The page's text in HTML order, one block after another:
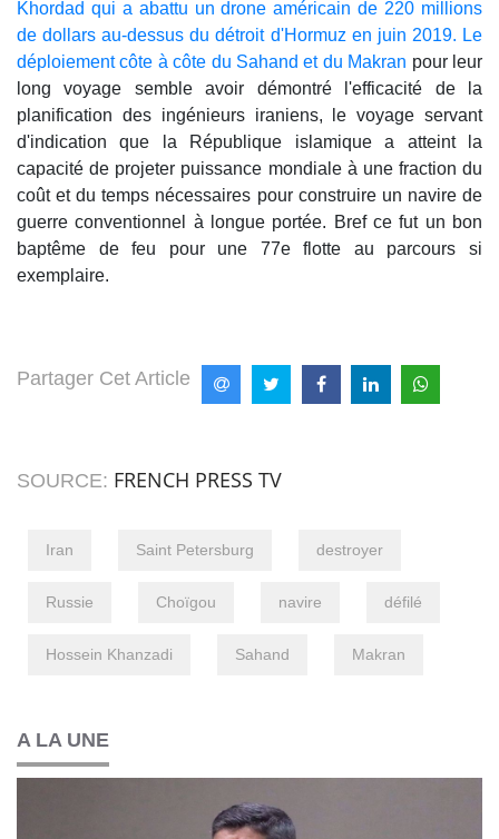
Khordad qui a abattu un drone américain de 220 millions
de dollars au-dessus du détroit d'Hormuz en juin 2019. Le
déploiement côte à côte du Sahand et du Makran pour leur
long voyage semble avoir démontré l'efficacité de la
planification des ingénieurs iraniens, le voyage servant
d'indication que la République islamique a atteint la
capacité de projeter puissance mondiale à une fraction du
coût et du temps nécessaires pour construire un navire de
guerre conventionnel à longue portée. Bref ce fut un bon
baptême de feu pour une 77e flotte au parcours si
exemplaire.
Partager Cet Article
SOURCE: FRENCH PRESS TV
Iran Saint Petersburg destroyer
Russie Choïgou navire défilé
Hossein Khanzadi Sahand Makran
A LA UNE